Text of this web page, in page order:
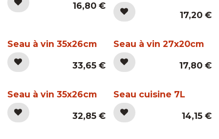
16,80€
17,20€
Seau à vin 35x26cm
33,65€
Seau à vin 27x20cm
17,80€
Seau à vin 35x26cm
32,85€
Seau cuisine 7L
14,15€